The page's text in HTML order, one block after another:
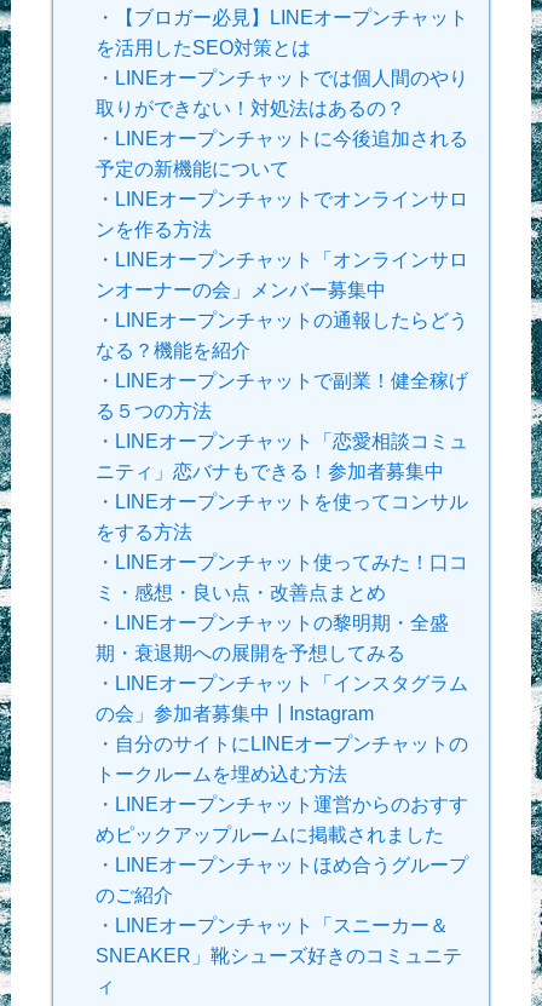
・
【ブロガー必見】LINEオープンチャット
を活用したSEO対策とは
・ LINEオープンチャットでは個人間のやり
取りができない！対処法はあるの？
・ LINEオープンチャットに今後追加される
予定の新機能について
・ LINEオープンチャットでオンラインサロ
ンを作る方法
・ LINEオープンチャット「オンラインサロ
ンオーナーの会」メンバー募集中
・ LINEオープンチャットの通報したらどう
なる？機能を紹介
・ LINEオープンチャットで副業！健全稼げ
る５つの方法
・ LINEオープンチャット「恋愛相談コミュ
ニティ」恋バナもできる！参加者募集中
・ LINEオープンチャットを使ってコンサル
をする方法
・ LINEオープンチャット使ってみた！口コ
ミ・感想・良い点・改善点まとめ
・ LINEオープンチャットの黎明期・全盛
期・衰退期への展開を予想してみる
・ LINEオープンチャット「インスタグラム
の会」参加者募集中┃Instagram
・ 自分のサイトにLINEオープンチャットの
トークルームを埋め込む方法
・ LINEオープンチャット運営からのおすす
めピックアップルームに掲載されました
・ LINEオープンチャットほめ合うグループ
のご紹介
・ LINEオープンチャット「スニーカー＆
SNEAKER」靴シューズ好きのコミュニテ
ィ